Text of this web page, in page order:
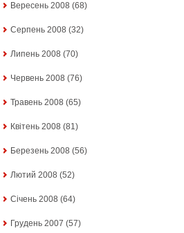
Вересень 2008 (68)
Серпень 2008 (32)
Липень 2008 (70)
Червень 2008 (76)
Травень 2008 (65)
Квітень 2008 (81)
Березень 2008 (56)
Лютий 2008 (52)
Січень 2008 (64)
Грудень 2007 (57)